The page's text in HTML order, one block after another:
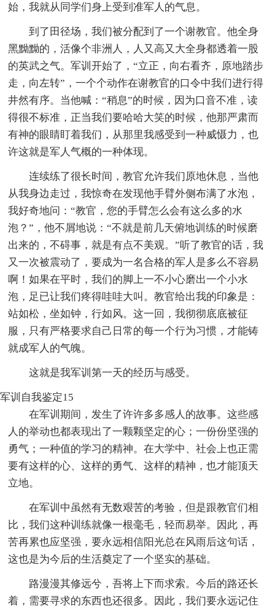
始，我就从同学们身上受到准军人的气息。
到了田径场，我们被分配到了一个谢教官。他全身
黑黝黝的，活像个非洲人，人又高又大全身都透着一股
的英武之气。军训开始了，“立正，向右看齐，原地踏步
走，向左转”，一个个动作在谢教官的口令中我们进行得
井然有序。当他喊：“稍息”的时候，因为口音不准，读
得很不标准，正当我们要哈哈大笑的时候，他那严肃而
有神的眼睛盯着我们，从那里我感受到一种威慑力，也
许这就是军人气概的一种体现。
连续练了很长时间，教官允许我们原地休息，当他
从我身边走过，我惊奇在发现他手臂外侧布满了水泡，
我好奇地问：“教官，您的手臂怎么会有这么多的水
泡？”，他不屑地说：“不就是前几天俯地训练的时候磨
出来的，不碍事，就是有点不美观。”听了教官的话，我
又一次被震动了，要成为一名合格的军人是多么不容易
啊！如果在平时，我们的脚上一不小心磨出一个小水
泡，足已让我们疼得哇哇大叫。教官给出我的印象是：
站如松，坐如钟，行如风。这一回，我彻彻底底被征
服，只有严格要求自己日常的每一个行为习惯，才能铸
就成军人的气魄。
这就是我军训第一天的经历与感受。
军训自我鉴定15
在军训期间，发生了许许多多感人的故事。这些感
人的举动也都表现出了一颗颗坚定的心；一份份坚强的
勇气；一种值的学习的精神。在大学中、社会上也正需
要有这样的心、这样的勇气、这样的精神，也才能顶天
立地。
在军训中虽然有无数艰苦的考验，但是跟教官们相
比，我们这种训练就像一根毫毛，轻而易举。因此，再
苦再累也应坚强，要永远相信阳光总在风雨后这句话，
这也是为今后的生活奠定了一个坚实的基础。
路漫漫其修远兮，吾将上下而求索。今后的路还长
着，需要寻求的东西也还很多。因此，我们要永远记住